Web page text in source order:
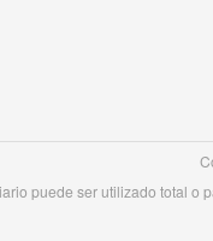
puede ser utilizado total o